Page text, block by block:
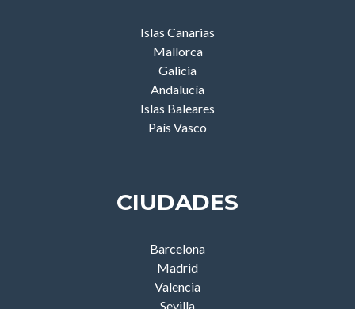
Islas Canarias
Mallorca
Galicia
Andalucía
Islas Baleares
País Vasco
CIUDADES
Barcelona
Madrid
Valencia
Sevilla